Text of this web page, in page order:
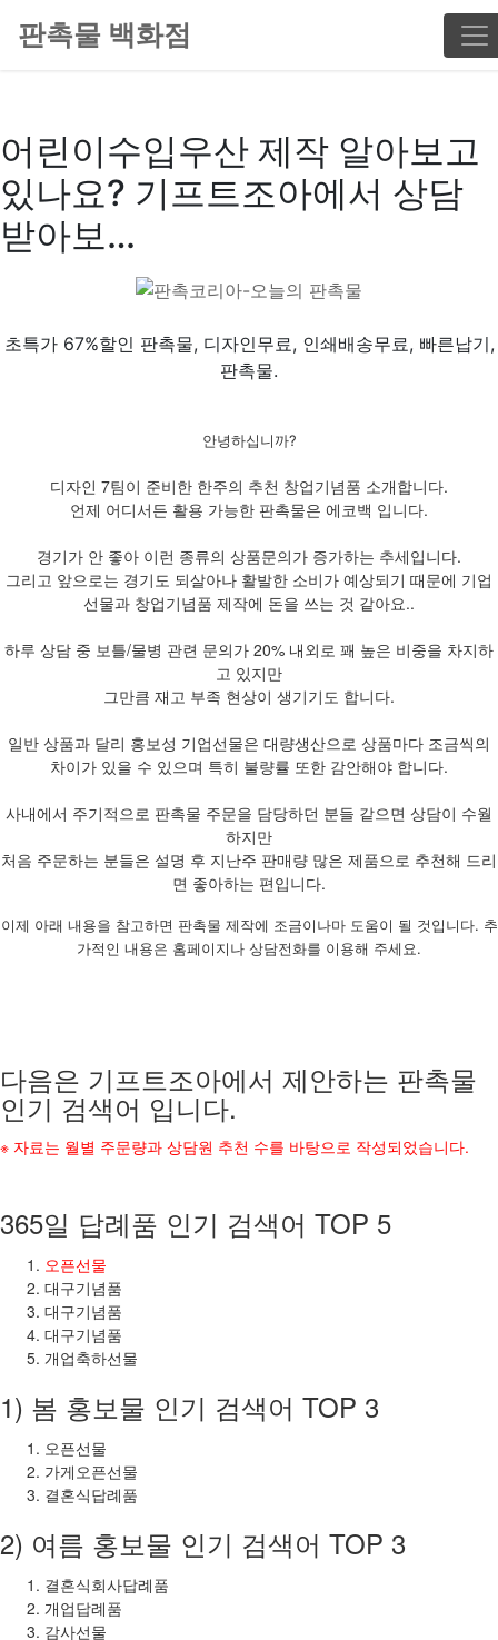
판촉물 백화점
어린이수입우산 제작 알아보고
있나요? 기프트조아에서 상담
받아보…
초특가 67%할인 판촉물, 디자인무료, 인쇄배송무료, 빠른납기,
판촉물.
안녕하십니까?
디자인 7팀이 준비한 한주의 추천 창업기념품 소개합니다.
언제 어디서든 활용 가능한 판촉물은 에코백 입니다.
경기가 안 좋아 이런 종류의 상품문의가 증가하는 추세입니다.
그리고 앞으로는 경기도 되살아나 활발한 소비가 예상되기 때문에 기업
선물과 창업기념품 제작에 돈을 쓰는 것 같아요..
하루 상담 중 보틀/물병 관련 문의가 20% 내외로 꽤 높은 비중을 차지하
고 있지만
그만큼 재고 부족 현상이 생기기도 합니다.
일반 상품과 달리 홍보성 기업선물은 대량생산으로 상품마다 조금씩의
차이가 있을 수 있으며 특히 불량률 또한 감안해야 합니다.
사내에서 주기적으로 판촉물 주문을 담당하던 분들 같으면 상담이 수월
하지만
처음 주문하는 분들은 설명 후 지난주 판매량 많은 제품으로 추천해 드리
면 좋아하는 편입니다.
이제 아래 내용을 참고하면 판촉물 제작에 조금이나마 도움이 될 것입니다. 추
가적인 내용은 홈페이지나 상담전화를 이용해 주세요.
다음은 기프트조아에서 제안하는 판촉물
인기 검색어 입니다.
※ 자료는 월별 주문량과 상담원 추천 수를 바탕으로 작성되었습니다.
365일 답례품 인기 검색어 TOP 5
오픈선물
대구기념품
대구기념품
대구기념품
개업축하선물
1) 봄 홍보물 인기 검색어 TOP 3
오픈선물
가게오픈선물
결혼식답례품
2) 여름 홍보물 인기 검색어 TOP 3
결혼식회사답례품
개업답례품
감사선물